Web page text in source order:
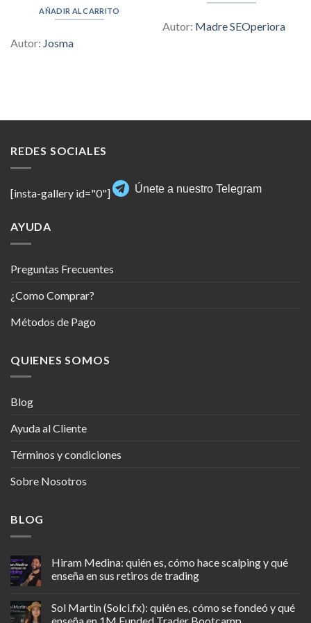
was:
$50.00.
is:
$4.00.
AÑADIR AL CARRITO
Autor: Josma
Autor: Madre SEOperiora
REDES SOCIALES
[insta-gallery id="0"] Únete a nuestro Telegram
AYUDA
Preguntas Frecuentes
¿Como Comprar?
Métodos de Pago
QUIENES SOMOS
Blog
Ayuda al Cliente
Términos y condiciones
Sobre Nosotros
BLOG
Hiram Medina: quién es, cómo hace scalping y qué
enseña en sus retiros de trading
Sol Martin (Solci.fx): quién es, cómo se fondeó y qué